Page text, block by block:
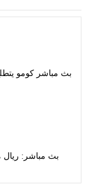
بث مباشر: ريال